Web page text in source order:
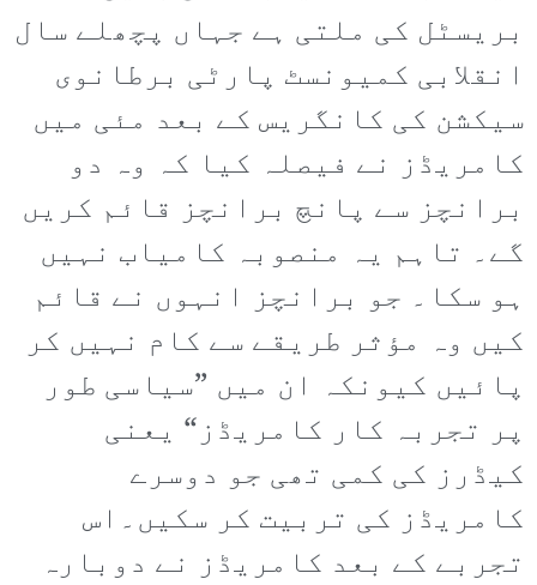
بریسٹل کی ملتی ہے جہاں پچھلے سال
انقلابی کمیونسٹ پارٹی برطانوی
سیکشن کی کانگریس کے بعد مئی میں
کامریڈز نے فیصلہ کیا کہ وہ دو
برانچز سے پانچ برانچز قائم کریں
گے۔ تاہم یہ منصوبہ کامیاب نہیں
ہو سکا۔ جو برانچز انہوں نے قائم
کیں وہ مؤثر طریقے سے کام نہیں کر
پائیں کیونکہ ان میں ”سیاسی طور
پر تجربہ کار کامریڈز“ یعنی
کیڈرز کی کمی تھی جو دوسرے
کامریڈز کی تربیت کر سکیں۔اس
تجربے کے بعد کامریڈز نے دوبارہ